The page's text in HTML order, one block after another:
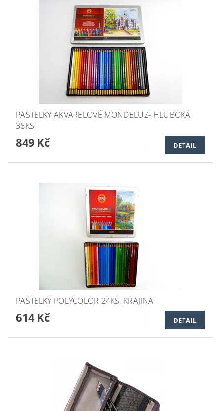
PASTELKY AKVARELOVÉ MONDELUZ- HLUBOKÁ
36KS
849 Kč DETAIL
PASTELKY POLYCOLOR 24KS, KRAJINA
614 Kč DETAIL